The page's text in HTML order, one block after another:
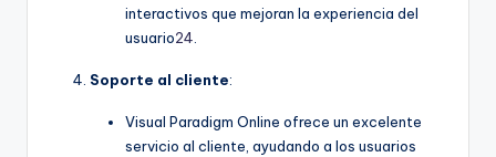
interactivos que mejoran la experiencia del
usuario24.
Soporte al cliente:
Visual Paradigm Online ofrece un excelente
servicio al cliente, ayudando a los usuarios